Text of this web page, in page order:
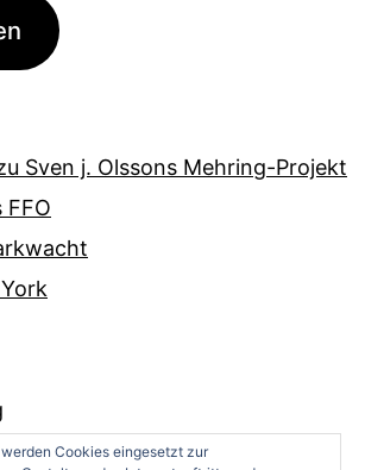
Sven j. Olssons Mehring-Projekt
FFO
Cookies eingesetzt zur